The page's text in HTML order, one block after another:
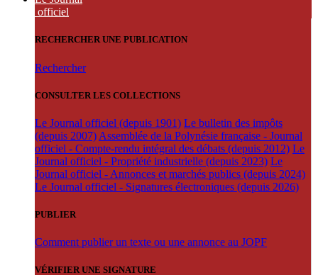
officiel
RECHERCHER UNE PUBLICATION
Rechercher
CONSULTER LES COLLECTIONS
Le Journal officiel (depuis 1901) Le bulletin des impôts
(depuis 2007) Assemblée de la Polynésie française - Journal
officiel - Compte-rendu intégral des débats (depuis 2012) Le
Journal officiel - Propriété industrielle (depuis 2023) Le
Journal officiel - Annonces et marchés publics (depuis 2024)
Le Journal officiel - Signatures électroniques (depuis 2026)
PUBLIER
Comment publier un texte ou une annonce au JOPF
VÉRIFIER UNE SIGNATURE